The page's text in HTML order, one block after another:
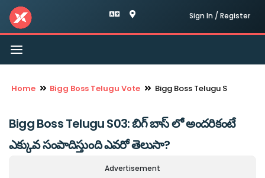
Sign In / Register
Toggle
navigation
Home Bigg Boss Telugu Vote Bigg Boss Telugu S
Bigg Boss Telugu S03: బిగ్ బాస్ లో అందరికంటే
ఎక్కువ సంపాదిస్తుంది ఎవరో తెలుసా?
Advertisement